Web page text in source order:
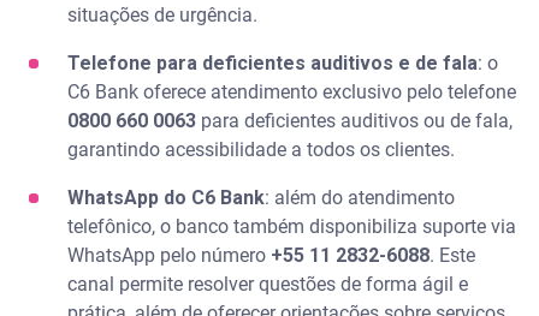
situações de urgência.
Telefone para deficientes auditivos e de fala: o
C6 Bank oferece atendimento exclusivo pelo telefone
0800 660 0063 para deficientes auditivos ou de fala,
garantindo acessibilidade a todos os clientes.
WhatsApp do C6 Bank: além do atendimento
telefônico, o banco também disponibiliza suporte via
WhatsApp pelo número +55 11 2832-6088. Este
canal permite resolver questões de forma ágil e